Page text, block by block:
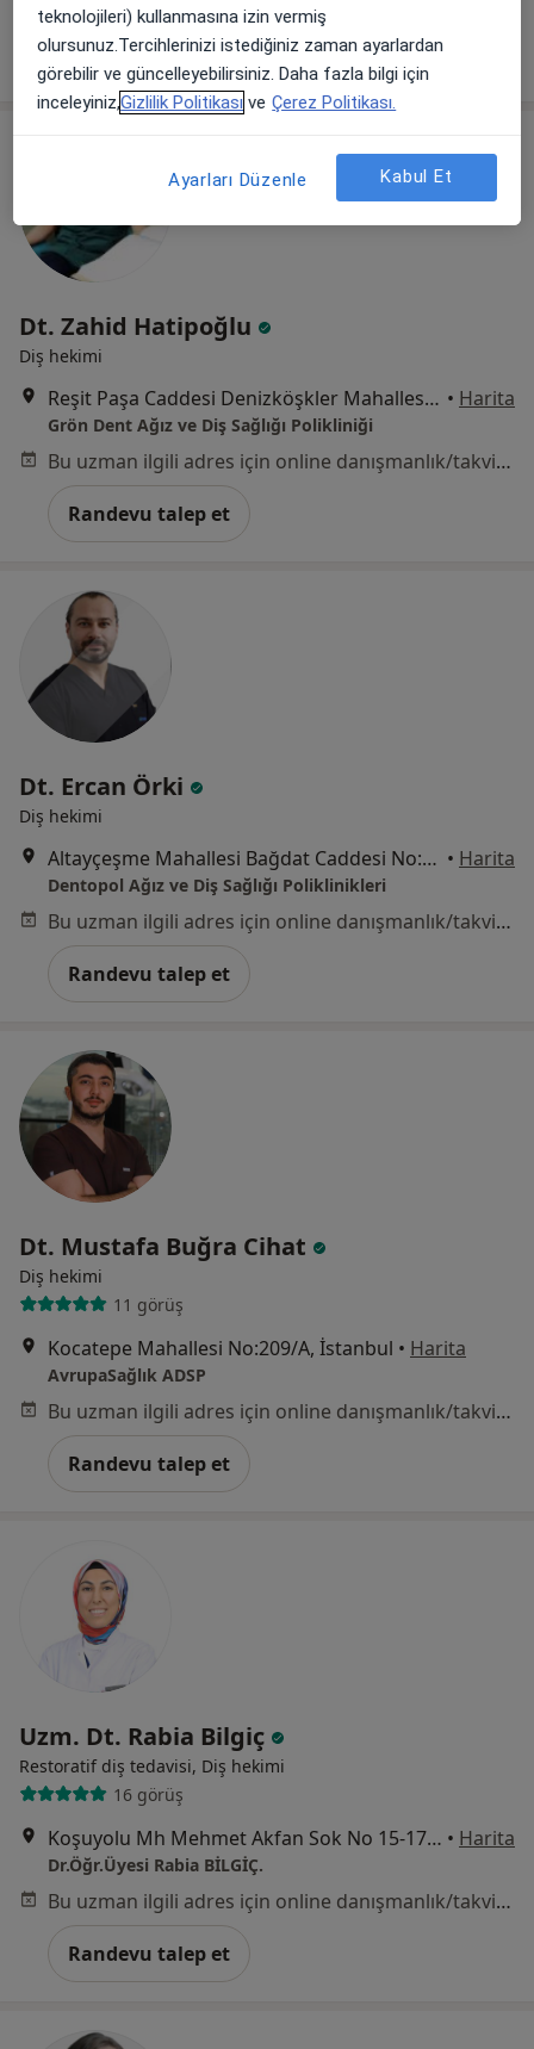
Randevu talep et
Dt. Zahid Hatipoğlu
Diş hekimi
Reşit Paşa Caddesi Denizköşkler Mahallesi No:23B, İstanbul • Harita
Grön Dent Ağız ve Diş Sağlığı Polikliniği
Bu uzman ilgili adres için online danışmanlık/takvim sunmuyor.
Randevu talep et
Dt. Ercan Örki
Diş hekimi
Altayçeşme Mahallesi Bağdat Caddesi No:317, Maltepe • Harita
Dentopol Ağız ve Diş Sağlığı Poliklinikleri
Bu uzman ilgili adres için online danışmanlık/takvim sunmuyor.
Randevu talep et
Dt. Mustafa Buğra Cihat
Diş hekimi
11 görüş
Kocatepe Mahallesi No:209/A, İstanbul • Harita
AvrupaSağlık ADSP
Bu uzman ilgili adres için online danışmanlık/takvim sunmuyor.
Randevu talep et
Uzm. Dt. Rabia Bilgiç
Restoratif diş tedavisi, Diş hekimi
16 görüş
Koşuyolu Mh Mehmet Akfan Sok No 15-17 Kat 2 Kadıköy/ İSTANBUL, İstanbul • Harita
Dr.Öğr.Üyesi Rabia BİLGİÇ.
Bu uzman ilgili adres için online danışmanlık/takvim sunmuyor.
Randevu talep et
teknolojileri) kullanmasına izin vermiş
olursunuz.Tercihlerinizi istediğiniz zaman ayarlardan
görebilir ve güncelleyebilirsiniz. Daha fazla bilgi için
inceleyiniz,Gizlilik Politikası ve Çerez Politikası.
Ayarları Düzenle Kabul Et